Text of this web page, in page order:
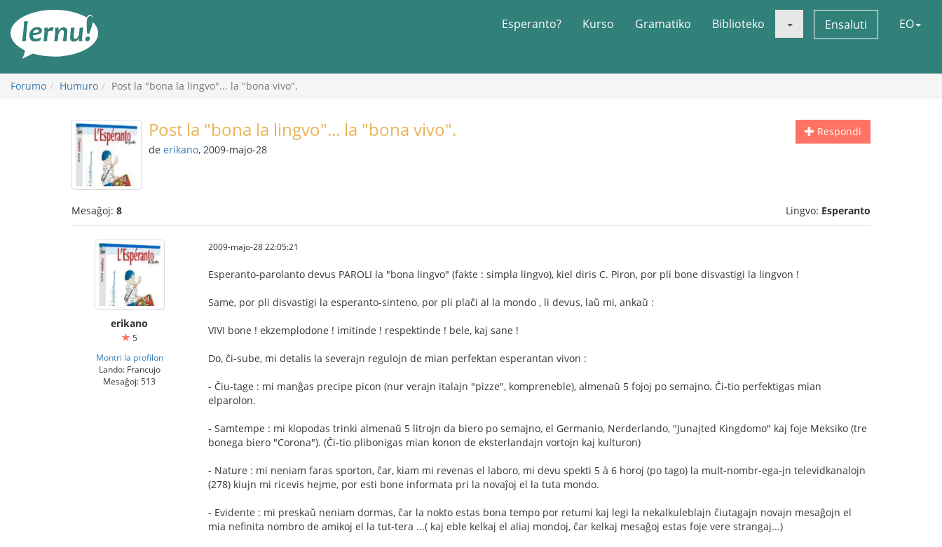
enhavo
Esperanto? Kurso Gramatiko Biblioteko Ensaluti EO
Forumo Humuro Post la "bona la lingvo"... la "bona vivo".
Respondi
Post la "bona la lingvo"... la "bona vivo".
de erikano, 2009-majo-28
Mesaĝoj: 8 Lingvo: Esperanto
erikano
5
Montri la profilon
Lando: Francujo
Mesaĝoj: 513
2009-majo-28 22:05:21
Esperanto-parolanto devus PAROLI la "bona lingvo" (fakte : simpla lingvo), kiel diris C. Piron, por pli bone disvastigi la lingvon !
Same, por pli disvastigi la esperanto-sinteno, por pli plaĉi al la mondo , li devus, laŭ mi, ankaŭ :
VIVI bone ! ekzemplodone ! imitinde ! respektinde ! bele, kaj sane !
Do, ĉi-sube, mi detalis la severajn regulojn de mian perfektan esperantan vivon :
- Ĉiu-tage : mi manĝas precipe picon (nur verajn italajn "pizze", kompreneble), almenaŭ 5 fojoj po semajno. Ĉi-tio perfektigas mian
elparolon.
- Samtempe : mi klopodas trinki almenaŭ 5 litrojn da biero po semajno, el Germanio, Nerderlando, "Junajted Kingdomo" kaj foje Meksiko (tre
bonega biero "Corona"). (Ĉi-tio plibonigas mian konon de eksterlandajn vortojn kaj kulturon)
- Nature : mi neniam faras sporton, ĉar, kiam mi revenas el laboro, mi devu spekti 5 à 6 horoj (po tago) la mult-nombr-ega-jn televidkanalojn
(278) kiujn mi ricevis hejme, por esti bone informata pri la novaĵoj el la tuta mondo.
- Evidente : mi preskaŭ neniam dormas, ĉar la nokto estas bona tempo por retumi kaj legi la nekalkuleblajn ĉiutagajn novajn mesaĝojn el
mia nefinita nombro de amikoj el la tut-tera ...( kaj eble kelkaj el aliaj mondoj, ĉar kelkaj mesaĝoj estas foje vere strangaj...)